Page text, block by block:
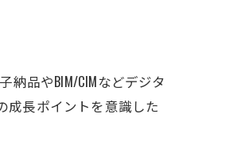
品やBIM/CIMなどデジタ
成長ポイントを意識した